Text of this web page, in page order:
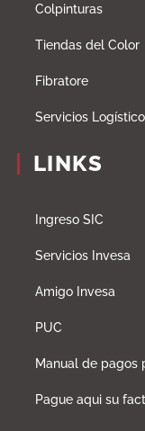
Colpinturas
Tiendas del Color
Fibratore
Servicios
LINKS
Ingreso SIC
Servicios Invesa
Amigo Invesa
PUC
Manual de pagos
Pague aqui su